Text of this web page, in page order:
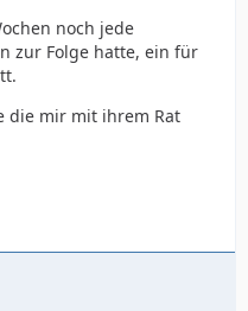
noch jede
zur Folge hatte, ein für
die mir mit ihrem Rat